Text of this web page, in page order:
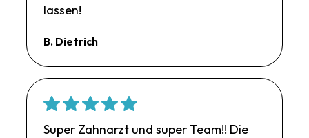
lassen!
B. Dietrich
Super Zahnarzt und super Team!! Die